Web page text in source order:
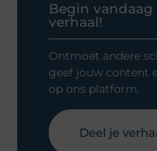
Begin
verhaal!
Ontmoet andere
geef jouw content
op ons platform.
Deel je